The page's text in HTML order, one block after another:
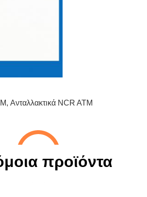
, Ανταλλακτικά NCR ATM
προϊόντα